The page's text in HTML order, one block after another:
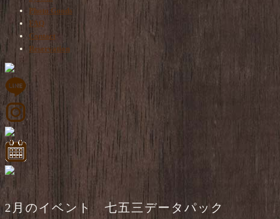
Photo Goods
FAQ
Contact
Reservation
2月のイベント 七五三データパック